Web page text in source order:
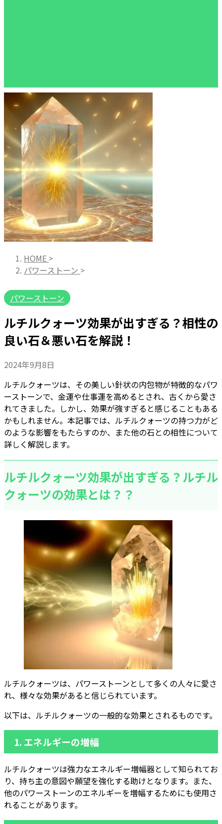
HOME >
パワーストーン >
パワーストーン
ルチルクォーツ効果が出すぎる？相性の
良い石＆悪い石を解説！
2024年9月8日
ルチルクォーツは、その美しい針状の内包物が特徴的なパワ
ーストーンで、金運や仕事運を高めるとされ、古くから愛さ
れてきました。しかし、効果が強すぎると感じることもある
かもしれません。本記事では、ルチルクォーツの持つ力がど
のような影響をもたらすのか、また他の石との相性について
詳しく解説します。
ルチルクォーツ効果が出すぎる？ルチル
クォーツの効果とは？？
ルチルクォーツは、パワーストーンとして多くの人々に愛さ
れ、様々な効果があると信じられています。
以下は、ルチルクォーツの一般的な効果とされるものです。
1. エネルギーの増幅
ルチルクォーツは強力なエネルギー増幅器として知られてお
り、持ち主の意図や願望を強化する助けとなります。また、
他のパワーストーンのエネルギーを増幅するためにも使用さ
れることがあります。